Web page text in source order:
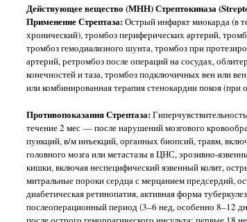
Действующее вещество (МНН) Стрептокиназа
Применение Стрептаза:Острый инфаркт миокарда (в
хронический), тромбоз периферических артерий,
тромбоз гемодиализного шунта, тромбоз при
артерий, ретромбоз после операций на сосудах,
конечностей и таза, тромбоз подключичных вен или
или комбинированная терапия стенокардии покоя (при
Противопоказания Стрептаза:
течение 2 мес — после нарушений мозгового
пункций, в/м инъекций, органных биопсий, травм,
головного мозга или метастазы в ЦНС, эрозивно-
кишки, включая неспецифический язвенный колит,
митральные пороки сердца с мерцанием предсердий,
диабетическая ретинопатия, активная форма
послеоперационный период (3–6 нед, особенно 8–12